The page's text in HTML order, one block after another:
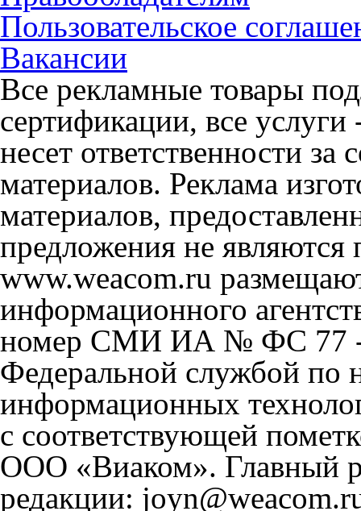
Пользовательское
Вакансии
Все рекламные товары
сертификации, все
несет ответственности
материалов. Реклама
материалов,
предложения не
www.weacom.ru
информационного
номер СМИ ИА № ФС 77 -
Федеральной службой по
информационных
с соответствующей
ООО «Виаком». Главный
редакции: